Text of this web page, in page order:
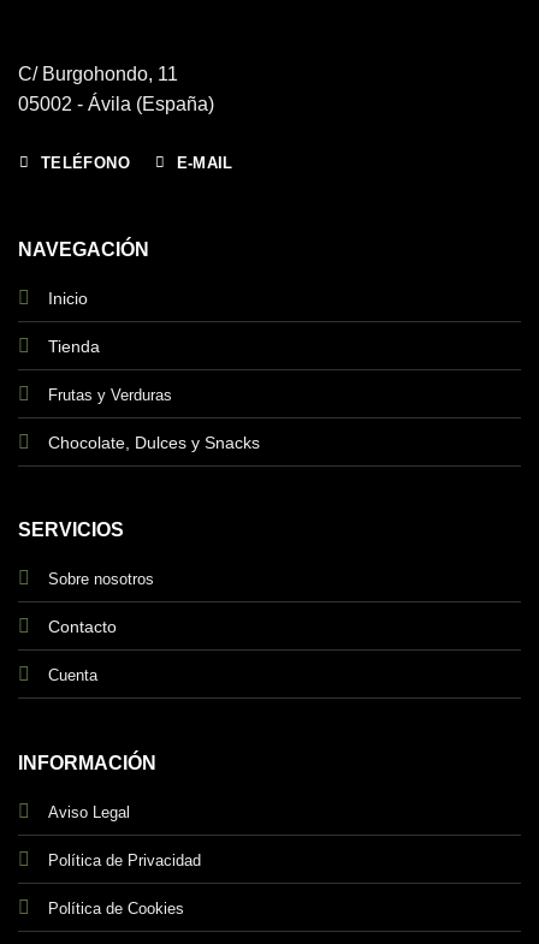
C/ Burgohondo, 11
05002 - Ávila (España)
TELÉFONO E-MAIL
NAVEGACIÓN
Inicio
Tienda
Frutas y Verduras
Chocolate, Dulces y Snacks
SERVICIOS
Sobre nosotros
Contacto
Cuenta
INFORMACIÓN
Aviso Legal
Política de Privacidad
Política de Cookies